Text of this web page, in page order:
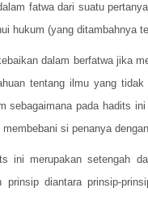
fatwa dari suatu
hukum (yang ditambahnya
dalam berfatwa jika
tentang ilmu yang
sebagaimana pada hadits ini
si penanya
ini merupakan setengah
prinsip diantara prinsip-